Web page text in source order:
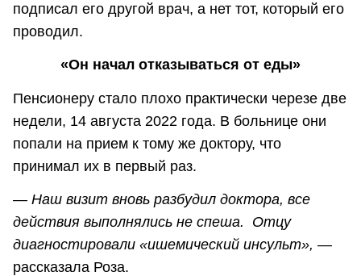
подписал его другой врач, а нет тот, который его
проводил.
«Он начал отказываться от еды»
Пенсионеру стало плохо практически черезе две
недели, 14 августа 2022 года. В больнице они
попали на прием к тому же доктору, что
принимал их в первый раз.
— Наш визит вновь разбудил доктора, все
действия выполнялись не спеша. Отцу
диагностировали «ишемический инсульт», —
рассказала Роза.